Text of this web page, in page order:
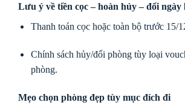
Lưu ý về tiền cọc – hoàn hủy – đổi
Thanh toán cọc hoặc toàn bộ trước 15/
Chính sách hủy/đổi phòng tùy loại
phòng.
Mẹo chọn phòng đẹp tùy mục đích đi